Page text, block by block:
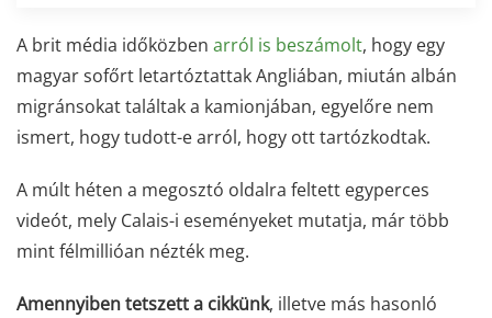
A brit média időközben arról is beszámolt, hogy egy
magyar sofőrt letartóztattak Angliában, miután albán
migránsokat találtak a kamionjában, egyelőre nem
ismert, hogy tudott-e arról, hogy ott tartózkodtak.
A múlt héten a megosztó oldalra feltett egyperces
videót, mely Calais-i eseményeket mutatja, már több
mint félmillióan nézték meg.
Amennyiben tetszett a cikkünk, illetve más hasonló